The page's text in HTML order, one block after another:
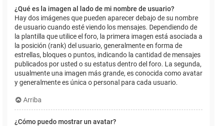
¿Qué es la imagen al lado de mi nombre de usuario?
Hay dos imágenes que pueden aparecer debajo de su nombre
de usuario cuando esté viendo los mensajes. Dependiendo de
la plantilla que utilice el foro, la primera imagen está asociada a
la posición (rank) del usuario, generalmente en forma de
estrellas, bloques o puntos, indicando la cantidad de mensajes
publicados por usted o su estatus dentro del foro. La segunda,
usualmente una imagen más grande, es conocida como avatar
y generalmente es única o personal para cada usuario.
Arriba
¿Cómo puedo mostrar un avatar?